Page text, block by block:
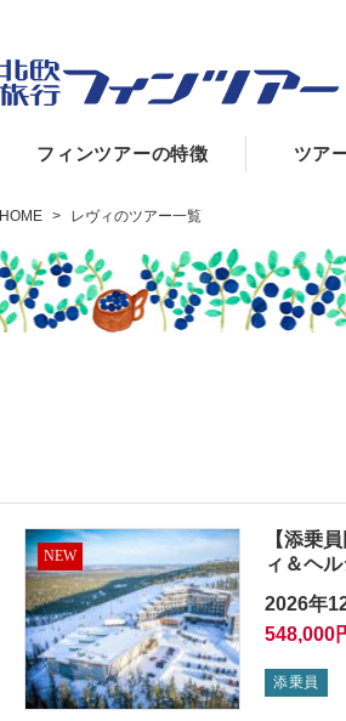
フィンツアーの特徴 ツア
HOME > レヴィのツアー一覧
NEW
【添乗
ィ＆ヘ
2026年
548,000
添乗員